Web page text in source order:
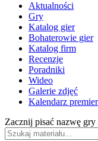
Aktualności
Gry
Katalog gier
Bohaterowie gier
Katalog firm
Recenzje
Poradniki
Wideo
Galerie zdjęć
Kalendarz premier
Zacznij pisać nazwę